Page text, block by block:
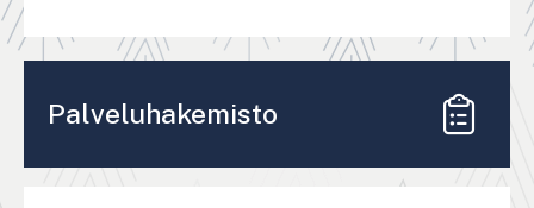
Palveluhakemisto